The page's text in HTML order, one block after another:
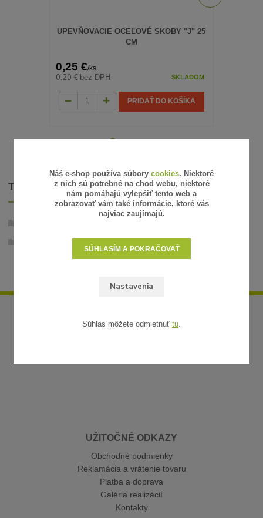
UPEVŇOVACIE OCEĽOVÉ SKOBY "J" 25
CM
0,25 €/ks
0,20 € bez DPH SKLADOM
PRIDAŤ DO KOŠÍKA
TOVAR ZARADENÝ V KATEGÓRIÁCH
UŽITOČNÉ ODKAZY
Obchodné podmienky
Reklamácia a vrátenie tovaru
Platba a doprava
Galéria realizácií
Kontakty
Náš e-shop používa súbory cookies. Niektoré
z nich sú potrebné na chod webu, niektoré
nám pomáhajú vylepšiť tento web a
zobrazovať vám také informácie, ktoré vás
najviac zaujímajú.
Nastavenia
SÚHLASÍM A POKRAČOVAŤ
Súhlas môžete odmietnuť tu